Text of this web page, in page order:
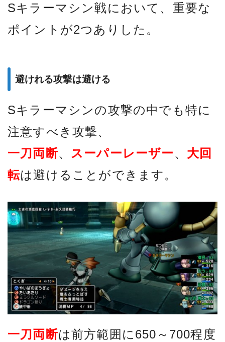
Sキラーマシン戦において、重要な
ポイントが2つありした。
避けれる攻撃は避ける
Sキラーマシンの攻撃の中でも特に
注意すべき攻撃、
一刀両断、 スーパーレーザー、 大回
転は避けることができます。
一刀両断は前方範囲に650～700程度